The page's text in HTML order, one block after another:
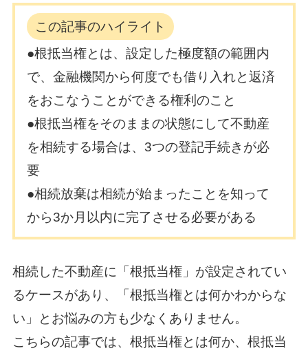
この記事のハイライト
●根抵当権とは、設定した極度額の範囲内
で、金融機関から何度でも借り入れと返済
をおこなうことができる権利のこと
●根抵当権をそのままの状態にして不動産
を相続する場合は、3つの登記手続きが必
要
●相続放棄は相続が始まったことを知って
から3か月以内に完了させる必要がある
相続した不動産に「根抵当権」が設定されてい
るケースがあり、「根抵当権とは何かわからな
い」とお悩みの方も少なくありません。
こちらの記事では、根抵当権とは何か、根抵当